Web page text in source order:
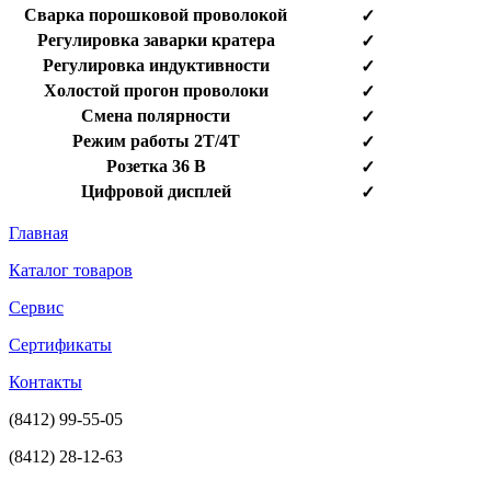
Сварка порошковой проволокой
✓
Регулировка заварки кратера
✓
Регулировка индуктивности
✓
Холостой прогон проволоки
✓
Смена полярности
✓
Режим работы 2Т/4Т
✓
Розетка 36 В
✓
Цифровой дисплей
✓
Главная
Каталог товаров
Сервис
Сертификаты
Контакты
(8412) 99-55-05
(8412) 28-12-63